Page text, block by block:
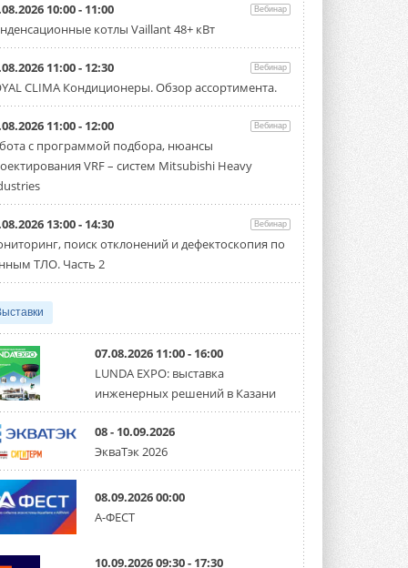
«Русклимат» укрепляет
партнёрство за Уралом
Президент Омского землячества в
Москве Михаил Тимошенко посетил
Омск с трёхдневным рабочим визитом ...
31 ИЮЛЯ 2026
Carrier модернизирует
флагманский чиллер AquaEdge
19XR
Чиллер получил новую версию,
Mitsubishi расширяет
направление систем
охлаждения для ЦОД
США запретили использование
иностранных инверторов
28 июля 2026 года Федеральная
комиссия по связи США (FCC) обновила
свой специальный перечень Covered ...
31 ИЮЛЯ 2026
Уже через месяц в России
можно будет устанавливать
солнечные панели в МКД
С 1 сентября снимается запрет на
микрогенерацию в многоквартирных ...
30 ИЮЛЯ 2026
Канальные вентиляторы с ЕС-
10:00 - 11:00 Вебинар
котлы Vaillant 48+ кВт
11:00 - 12:30 Вебинар
CLIMA Кондиционеры. Обзор ассортимента.
11:00 - 12:00 Вебинар
с программой подбора, нюансы
VRF – систем Mitsubishi Heavy
13:00 - 14:30 Вебинар
поиск отклонений и дефектоскопия по
ТЛО. Часть 2
07.08.2026 11:00 - 16:00
LUNDA EXPO: выставка
инженерных решений в Казани
08 - 10.09.2026
ЭкваТэк 2026
08.09.2026 00:00
А-ФЕСТ
10.09.2026 09:30 - 17:30